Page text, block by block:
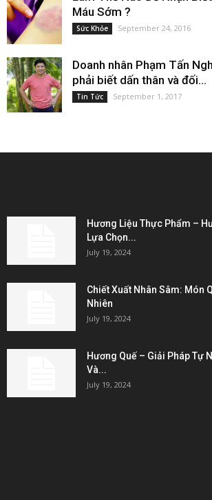
Máu Sớm ?
Sức Khỏe September 24, 2016
Doanh nhân Phạm Tấn
phải biết dấn thân và đối...
Tin Tức September 1, 2017
Hương Liệu Thực Phẩm –
Lựa Chọn...
July 19, 2024
Chiết Xuất Nhân Sâm: Món
Nhiên
July 19, 2024
Hương Quế – Giải Pháp Tự
Và...
July 19, 2024